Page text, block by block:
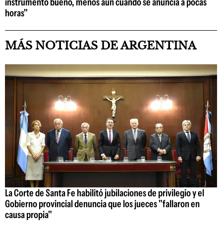
horas"
MÁS NOTICIAS DE ARGENTINA
La Corte de Santa Fe habilitó jubilaciones de privilegio y el
Gobierno provincial denuncia que los jueces "fallaron en
causa propia"